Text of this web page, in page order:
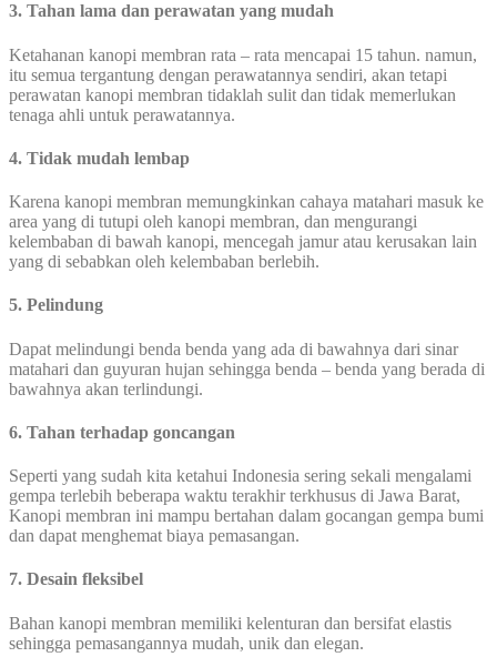
3. Tahan lama dan perawatan yang mudah
Ketahanan kanopi membran rata – rata mencapai 15 tahun. namun,
itu semua tergantung dengan perawatannya sendiri, akan tetapi
perawatan kanopi membran tidaklah sulit dan tidak memerlukan
tenaga ahli untuk perawatannya.
4. Tidak mudah lembap
Karena kanopi membran memungkinkan cahaya matahari masuk ke
area yang di tutupi oleh kanopi membran, dan mengurangi
kelembaban di bawah kanopi, mencegah jamur atau kerusakan lain
yang di sebabkan oleh kelembaban berlebih.
5. Pelindung
Dapat melindungi benda benda yang ada di bawahnya dari sinar
matahari dan guyuran hujan sehingga benda – benda yang berada di
bawahnya akan terlindungi.
6. Tahan terhadap goncangan
Seperti yang sudah kita ketahui Indonesia sering sekali mengalami
gempa terlebih beberapa waktu terakhir terkhusus di Jawa Barat,
Kanopi membran ini mampu bertahan dalam gocangan gempa bumi
dan dapat menghemat biaya pemasangan.
7. Desain fleksibel
Bahan kanopi membran memiliki kelenturan dan bersifat elastis
sehingga pemasangannya mudah, unik dan elegan.